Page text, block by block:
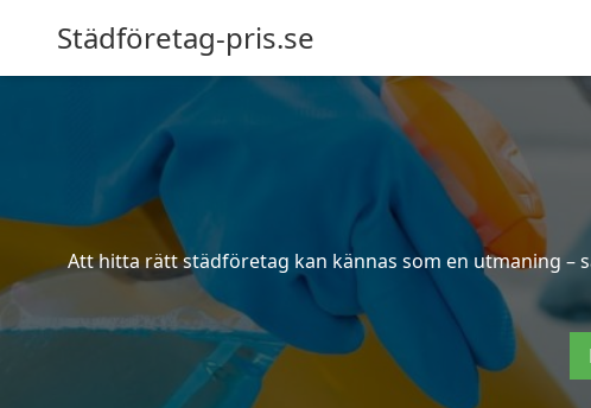
Städföretag-pris.se
Att hitta rätt städföretag kan kännas som en utmaning –